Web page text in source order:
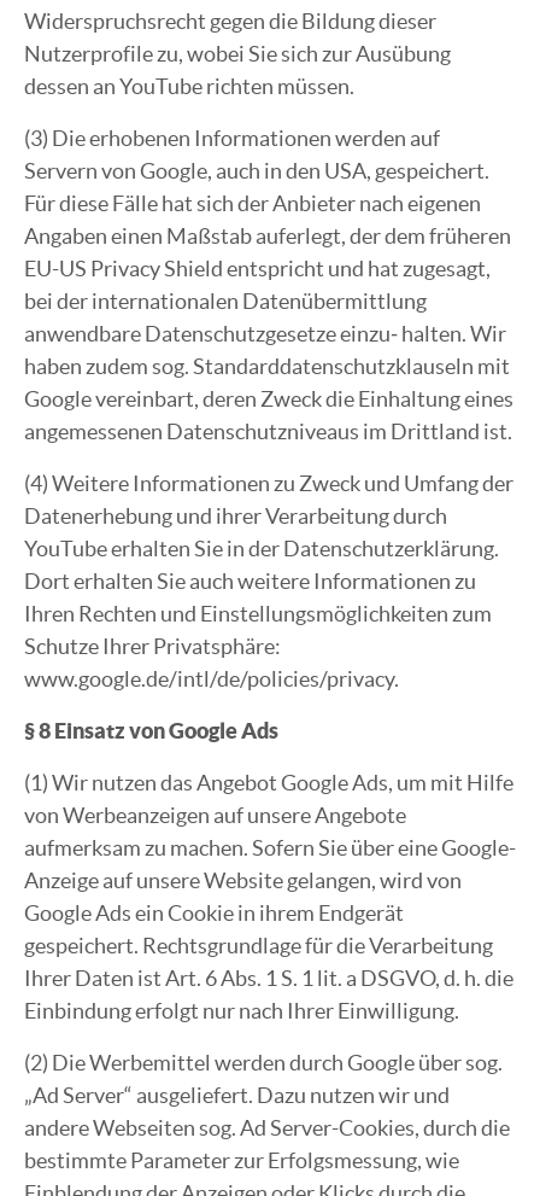
Widerspruchsrecht gegen die Bildung dieser
Nutzerprofile zu, wobei Sie sich zur Ausübung
dessen an YouTube richten müssen.
(3) Die erhobenen Informationen werden auf
Servern von Google, auch in den USA, gespeichert.
Für diese Fälle hat sich der Anbieter nach eigenen
Angaben einen Maßstab auferlegt, der dem früheren
EU-US Privacy Shield entspricht und hat zugesagt,
bei der internationalen Datenübermittlung
anwendbare Datenschutzgesetze einzu‐ halten. Wir
haben zudem sog. Standarddatenschutzklauseln mit
Google vereinbart, deren Zweck die Einhaltung eines
angemessenen Datenschutzniveaus im Drittland ist.
(4) Weitere Informationen zu Zweck und Umfang der
Datenerhebung und ihrer Verarbeitung durch
YouTube erhalten Sie in der Datenschutzerklärung.
Dort erhalten Sie auch weitere Informationen zu
Ihren Rechten und Einstellungsmöglichkeiten zum
Schutze Ihrer Privatsphäre:
www.google.de/intl/de/policies/privacy.
§ 8 Einsatz von Google Ads
(1) Wir nutzen das Angebot Google Ads, um mit Hilfe
von Werbeanzeigen auf unsere Angebote
aufmerksam zu machen. Sofern Sie über eine Google-
Anzeige auf unsere Website gelangen, wird von
Google Ads ein Cookie in ihrem Endgerät
gespeichert. Rechtsgrundlage für die Verarbeitung
Ihrer Daten ist Art. 6 Abs. 1 S. 1 lit. a DSGVO, d. h. die
Einbindung erfolgt nur nach Ihrer Einwilligung.
(2) Die Werbemittel werden durch Google über sog.
„Ad Server“ ausgeliefert. Dazu nutzen wir und
andere Webseiten sog. Ad Server-Cookies, durch die
bestimmte Parameter zur Erfolgsmessung, wie